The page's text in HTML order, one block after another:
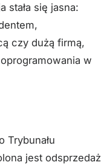
stała się jasna:
czy dużą firmą,
w
Trybunału
jest odsprzedaż